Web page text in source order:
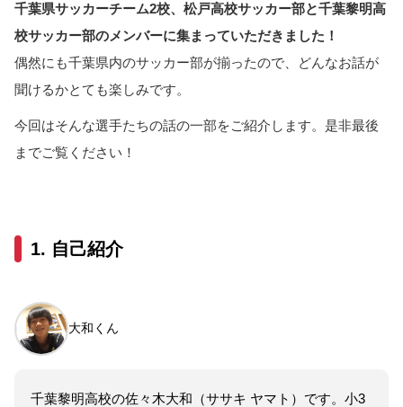
柔道
千葉県サッカーチーム2校、 松戸高校サッカー部と千葉黎明高
校サッカー部のメンバーに集まっていただきました！
偶然にも千葉県内のサッカー部が揃ったので、どんなお話が
聞けるかとても楽しみです。
今回はそんな選手たちの話の一部をご紹介します。是非最後
までご覧ください！
1. 自己紹介
千葉黎明高校の佐々木大和（ササキ ヤマト）です。小3
大和くん